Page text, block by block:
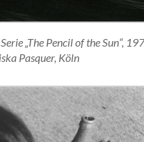
„The Pencil of the Sun“,
Pasquer, Köln